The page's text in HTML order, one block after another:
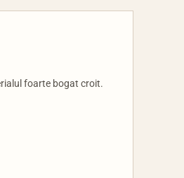
foarte bogat croit.